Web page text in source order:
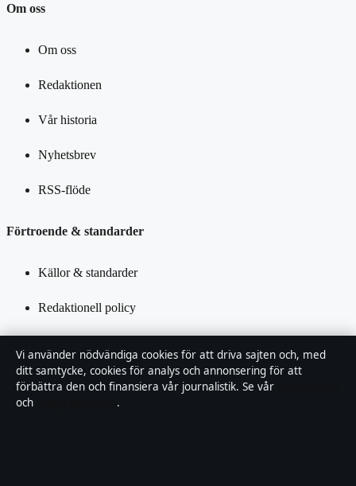
Om oss
Om oss
Redaktionen
Vår historia
Nyhetsbrev
RSS-flöde
Förtroende & standarder
Källor & standarder
Redaktionell policy
Tillgänglighetsredogörelse
Vi använder nödvändiga cookies för att driva sajten och, med
ditt samtycke, cookies för analys och annonsering för att
förbättra den och finansiera vår journalistik. Se vår
och
.